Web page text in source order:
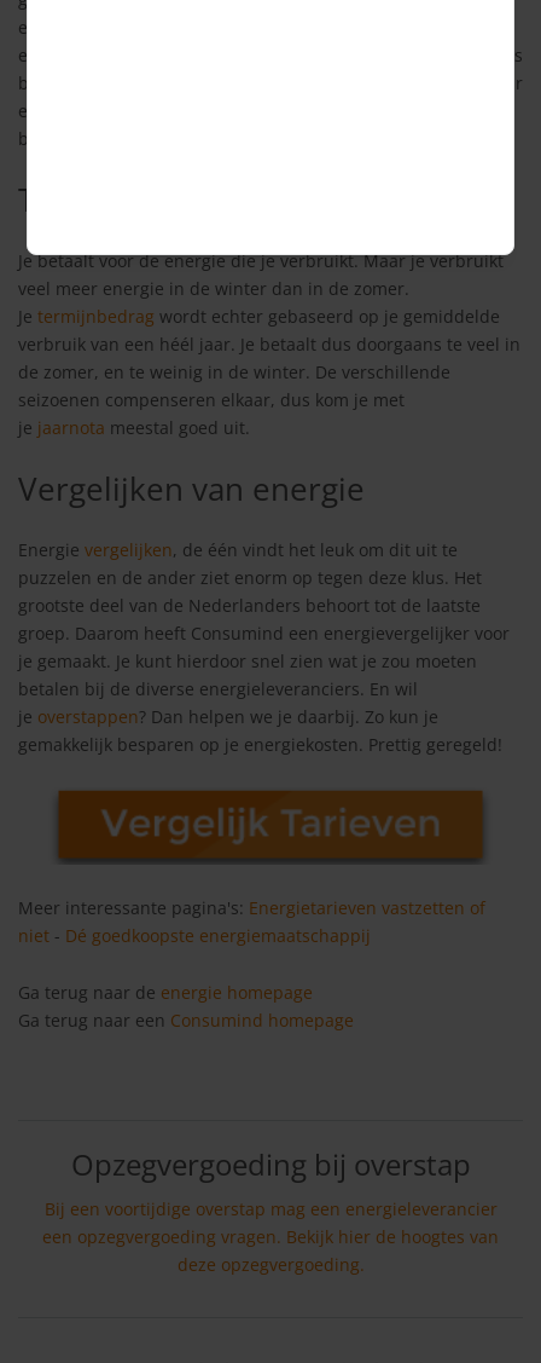
energiekosten in de winter gecompenseerd met de lagere
energiekosten in de zomer. Hierdoor hoef je niet of nauwelijks
bij te betalen. Ook kun je net voor de winter overstappen naar
een goedkopere energieleverancier. Dan kun je extra
besparen in de periode dat je energiekosten het hoogst zijn.
Termijnbedrag
Je betaalt voor de energie die je verbruikt. Maar je verbruikt
veel meer energie in de winter dan in de zomer.
Je termijnbedrag wordt echter gebaseerd op je gemiddelde
verbruik van een héél jaar. Je betaalt dus doorgaans te veel in
de zomer, en te weinig in de winter. De verschillende
seizoenen compenseren elkaar, dus kom je met
je jaarnota meestal goed uit.
Vergelijken van energie
Energie vergelijken, de één vindt het leuk om dit uit te
puzzelen en de ander ziet enorm op tegen deze klus. Het
grootste deel van de Nederlanders behoort tot de laatste
groep. Daarom heeft Consumind een energievergelijker voor
je gemaakt. Je kunt hierdoor snel zien wat je zou moeten
betalen bij de diverse energieleveranciers. En wil
je overstappen? Dan helpen we je daarbij. Zo kun je
gemakkelijk besparen op je energiekosten. Prettig geregeld!
Meer interessante pagina's: Energietarieven vastzetten of
niet - Dé goedkoopste energiemaatschappij
Ga terug naar de energie homepage
Ga terug naar een Consumind homepage
Opzegvergoeding bij overstap
Bij een voortijdige overstap mag een energieleverancier
een opzegvergoeding vragen. Bekijk hier de hoogtes van
deze opzegvergoeding.